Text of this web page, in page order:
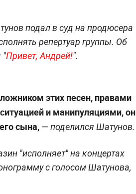
подал в суд на продюсера
репертуар группы. Об
"Привет, Андрей!".
этих песен, правами
и манипуляциями, он
сына, — поделился Шатунов.
"исполняет" на концертах
с голосом Шатунова,